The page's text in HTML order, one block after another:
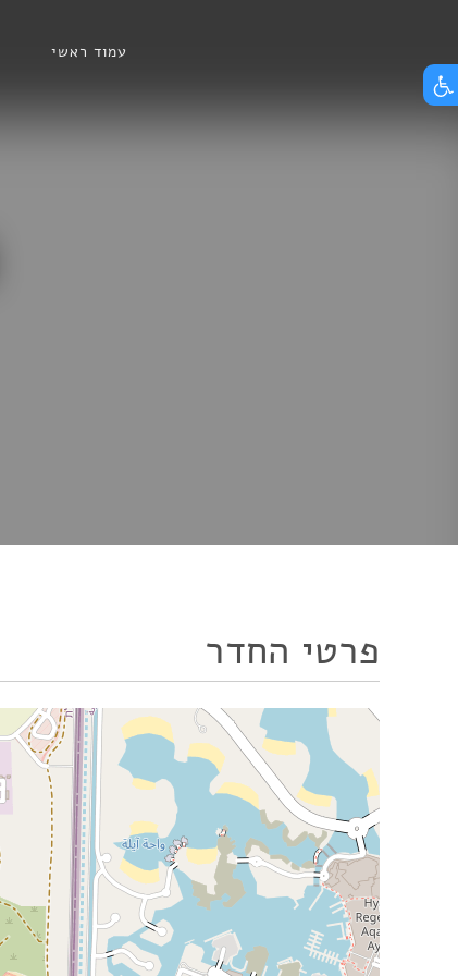
content
עמוד ראשי
פרטי החדר